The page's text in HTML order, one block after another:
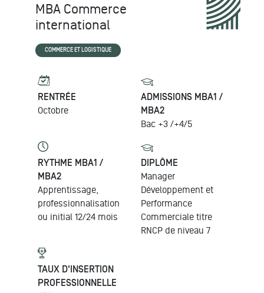
MBA Commerce
international
COMMERCE ET LOGISTIQUE
RENTRÉE
Octobre
ADMISSIONS MBA1 /
MBA2
Bac +3 /+4/5
RYTHME MBA1 /
MBA2
Apprentissage,
professionnalisation
ou initial 12/24 mois
DIPLÔME
Manager
Développement et
Performance
Commerciale titre
RNCP de niveau 7
TAUX D'INSERTION
PROFESSIONNELLE